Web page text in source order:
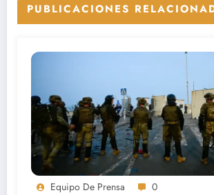
PUBLICACIONES
Equipo De Prensa 0